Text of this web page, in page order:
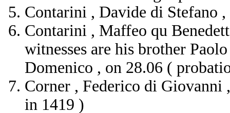
Contarini , Davide di Stefano
Contarini , Maffeo qu
witnesses are his brother
Domenico , on 28.06 (
Corner , Federico di Giovanni
in 1419 )